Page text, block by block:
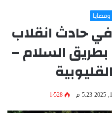
في حادث انقلاب
السلام –
1٬528